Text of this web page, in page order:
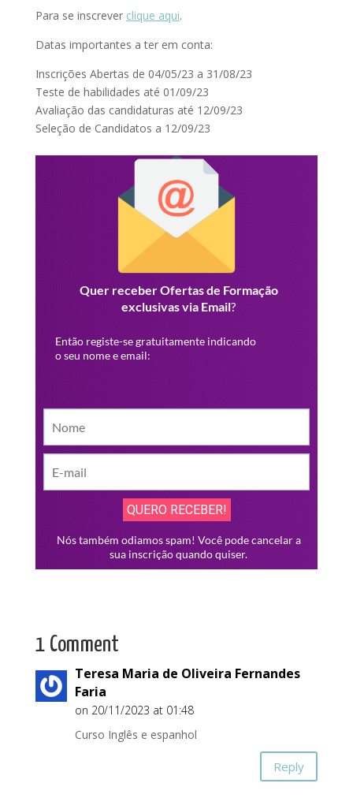
Para se inscrever clique aqui.
Datas importantes a ter em conta:
Inscrições Abertas de 04/05/23 a 31/08/23
Teste de habilidades até 01/09/23
Avaliação das candidaturas até 12/09/23
Seleção de Candidatos a 12/09/23
1 Comment
Teresa Maria de Oliveira Fernandes
Faria
on 20/11/2023 at 01:48
Curso Inglês e espanhol
Reply